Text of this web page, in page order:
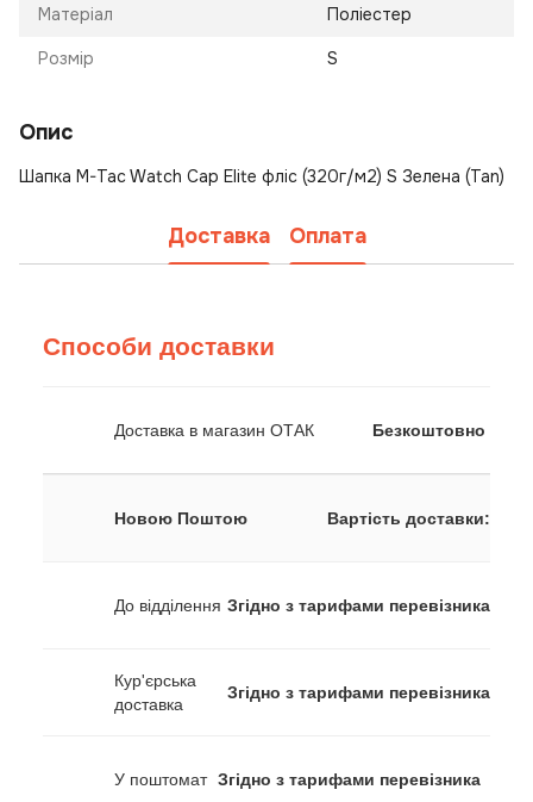
Матеріал Поліестер
Розмір S
Опис
Шапка M-Tac Watch Cap Elite фліс (320г/м2) S Зелена (Tan)
Доставка Оплата
Способи доставки
Доставка в магазин ОТАК Безкоштовно
Новою Поштою Вартість доставки:
До відділення Згідно з тарифами перевізника
Кур'єрська
доставка
Згідно з тарифами перевізника
У поштомат Згідно з тарифами перевізника